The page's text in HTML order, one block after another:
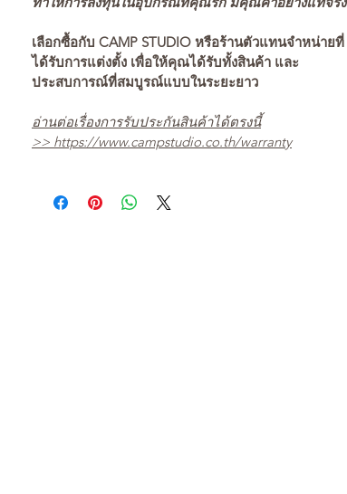
เลือกซื้อกับ CAMP STUDIO หรือร้านตัวแทนจำหน่ายที่
ได้รับการแต่งตั้ง เพื่อให้คุณได้รับทั้งสินค้า และ
ประสบการณ์ที่สมบูรณ์แบบในระยะยาว
อ่านต่อเรื่องการรับประกันสินค้าได้ตรงนี้
>> https://www.campstudio.co.th/warranty